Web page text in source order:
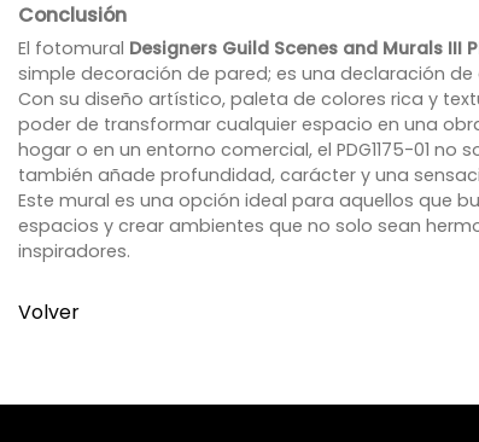
Conclusión
El fotomural Designers Guild Scenes and Murals III
simple decoración de pared; es una declaración
Con su diseño artístico, paleta de colores rica y
poder de transformar cualquier espacio en una
hogar o en un entorno comercial, el PDG1175-01 no
también añade profundidad, carácter y una
Este mural es una opción ideal para aquellos que
espacios y crear ambientes que no solo sean
inspiradores.
Volver